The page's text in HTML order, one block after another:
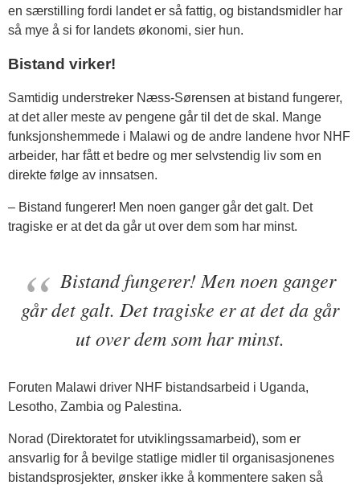
en særstilling fordi landet er så fattig, og bistandsmidler har
så mye å si for landets økonomi, sier hun.
Bistand virker!
Samtidig understreker Næss-Sørensen at bistand fungerer,
at det aller meste av pengene går til det de skal. Mange
funksjonshemmede i Malawi og de andre landene hvor NHF
arbeider, har fått et bedre og mer selvstendig liv som en
direkte følge av innsatsen.
– Bistand fungerer! Men noen ganger går det galt. Det
tragiske er at det da går ut over dem som har minst.
Bistand fungerer! Men noen ganger
går det galt. Det tragiske er at det da går
ut over dem som har minst.
Foruten Malawi driver NHF bistandsarbeid i Uganda,
Lesotho, Zambia og Palestina.
Norad (Direktoratet for utviklingssamarbeid), som er
ansvarlig for å bevilge statlige midler til organisasjonenes
bistandsprosjekter, ønsker ikke å kommentere saken så